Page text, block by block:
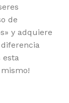
de
y adquiere
esta